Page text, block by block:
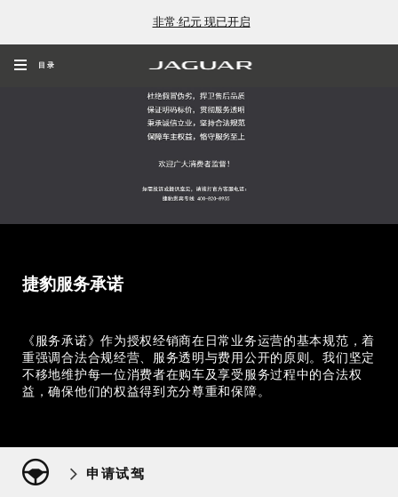
非常·纪元 现已开启
目录
捷豹服务承诺
《服务承诺》作为授权经销商在日常业务运营的基本规范，着
重强调合法合规经营、服务透明与费用公开的原则。我们坚定
不移地维护每一位消费者在购车及享受服务过程中的合法权
益，确保他们的权益得到充分尊重和保障。
申请试驾